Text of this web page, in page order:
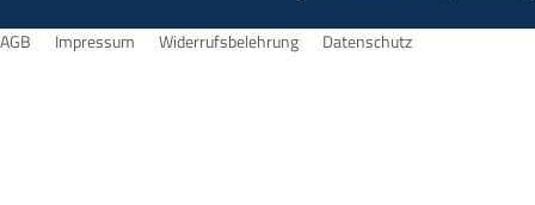
AGB Impressum Widerrufsbelehrung Datenschutz